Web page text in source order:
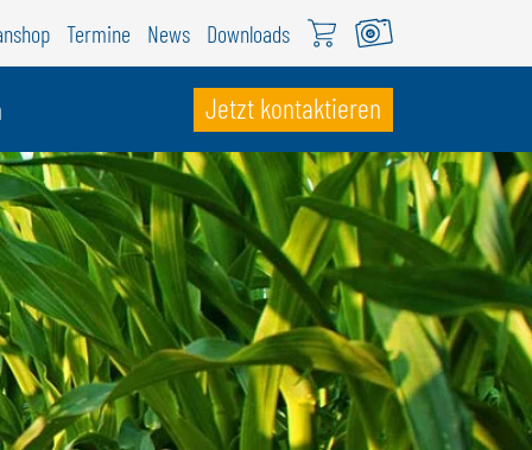
Schweiz
Termine News Downloads
Jetzt kontaktieren